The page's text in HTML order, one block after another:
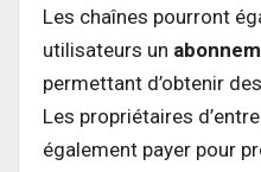
Les chaînes pourront
utilisateurs un
permettant d’obtenir
Les propriétaires
également payer pour